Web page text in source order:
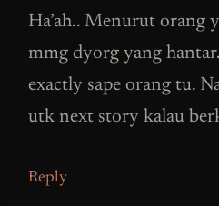
Ha’ah.. Menurut orang
mmg dyorg yang
exactly sape orang tu.
utk next story kalau
Reply